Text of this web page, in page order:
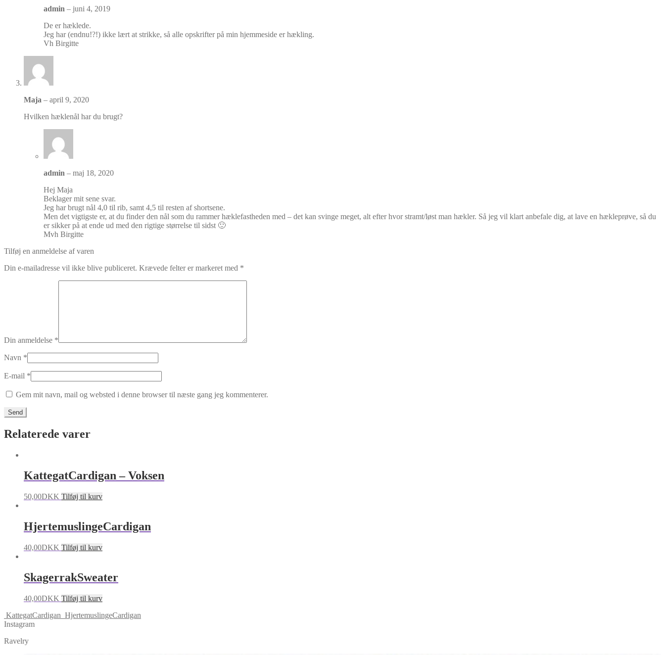
admin – juni 4, 2019
De er hæklede.
Jeg har (endnu!?!) ikke lært at strikke, så alle opskrifter på min hjemmeside er hækling.
Vh Birgitte
Maja – april 9, 2020
Hvilken hæklenål har du brugt?
admin – maj 18, 2020
Hej Maja
Beklager mit sene svar.
Jeg har brugt nål 4,0 til rib, samt 4,5 til resten af shortsene.
Men det vigtigste er, at du finder den nål som du rammer hæklefastheden med – det kan svinge meget, alt efter hvor stramt/løst man hækler. Så jeg vil klart anbefale dig, at lave en hækleprøve, så du
er sikker på at ende ud med den rigtige størrelse til sidst 🙂
Mvh Birgitte
Tilføj en anmeldelse af varen
Din e-mailadresse vil ikke blive publiceret. Krævede felter er markeret med *
Din anmeldelse *
Navn *
E-mail *
Gem mit navn, mail og websted i denne browser til næste gang jeg kommenterer.
Relaterede varer
KattegatCardigan – Voksen
50,00DKK Tilføj til kurv
HjertemuslingeCardigan
40,00DKK Tilføj til kurv
SkagerrakSweater
40,00DKK Tilføj til kurv
KattegatCardigan HjertemuslingeCardigan
Instagram
Ravelry